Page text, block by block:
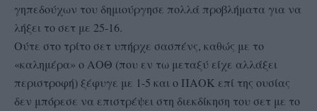
γηπεδούχων του δημιούργησε πολλά προβλήματα για να
λήξει το σετ με 25-16.
Ούτε στο τρίτο σετ υπήρχε σασπένς, καθώς με το
«καλημέρα» ο ΑΟΘ (που εν τω μεταξύ είχε αλλάξει
περιστροφή) ξέφυγε με 1-5 και ο ΠΑΟΚ επί της ουσίας
δεν μπόρεσε να επιστρέψει στη διεκδίκηση του σετ με το